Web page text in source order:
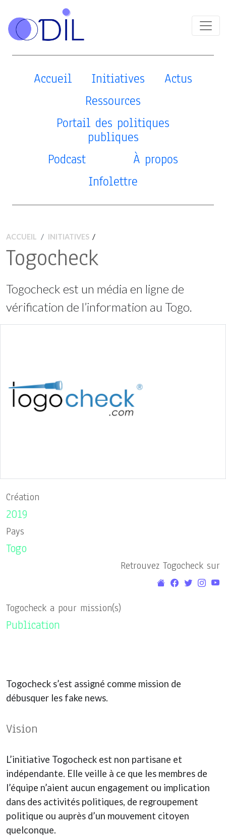
Accueil Initiatives
Actus
Ressources
Portail des politiques
publiques
Podcast
À propos
Infolettre
ACCUEIL INITIATIVES /
Togocheck
Togocheck est un média en ligne de
vérification de l’information au Togo.
Création
2019
Pays
Togo
Retrouvez Togocheck sur
Togocheck a pour mission(s)
Publication
Togocheck s’est assigné comme mission de
débusquer les fake news.
Vision
L’initiative Togocheck est non partisane et
indépendante. Elle veille à ce que les membres de
l’équipe n’aient aucun engagement ou implication
dans des activités politiques, de regroupement
politique ou auprès d’un mouvement citoyen
quelconque.